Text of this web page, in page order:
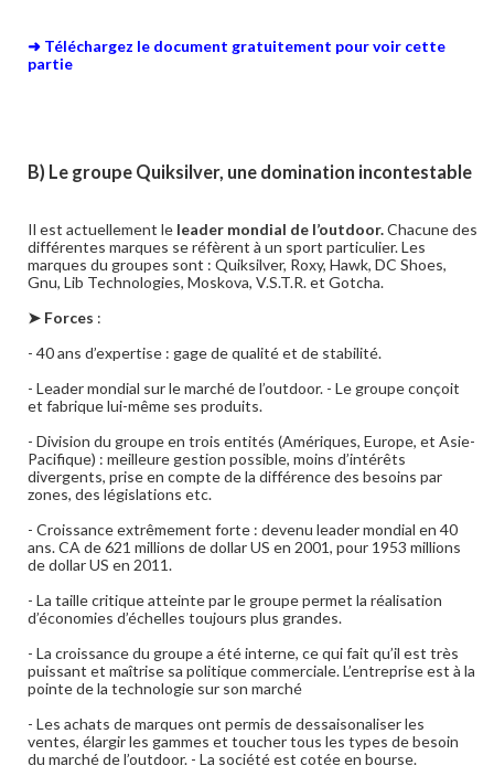
➜ Téléchargez le document gratuitement pour voir cette
partie
B) Le groupe Quiksilver, une domination incontestable
Il est actuellement le leader mondial de l’outdoor.Chacune des
différentes marques se réfèrent à un sport particulier. Les
marques du groupes sont : Quiksilver, Roxy, Hawk, DC Shoes,
Gnu, Lib Technologies, Moskova, V.S.T.R. et Gotcha.
➤ Forces :
- 40 ans d’expertise : gage de qualité et de stabilité.
- Leader mondial sur le marché de l’outdoor. - Le groupe conçoit
et fabrique lui-même ses produits.
- Division du groupe en trois entités (Amériques, Europe, et Asie-
Pacifique) : meilleure gestion possible, moins d’intérêts
divergents, prise en compte de la différence des besoins par
zones, des législations etc.
- Croissance extrêmement forte : devenu leader mondial en 40
ans. CA de 621 millions de dollar US en 2001, pour 1953 millions
de dollar US en 2011.
- La taille critique atteinte par le groupe permet la réalisation
d’économies d’échelles toujours plus grandes.
- La croissance du groupe a été interne, ce qui fait qu’il est très
puissant et maîtrise sa politique commerciale. L’entreprise est à la
pointe de la technologie sur son marché
- Les achats de marques ont permis de dessaisonaliser les
ventes, élargir les gammes et toucher tous les types de besoin
du marché de l’outdoor. - La société est cotée en bourse.